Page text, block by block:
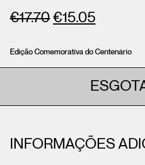
€17.70€15.05
Edição Comemorativa do Centenário
INFORMAÇÕES